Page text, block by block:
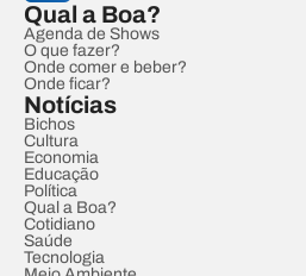
Qual a Boa?
Agenda de Shows
O que fazer?
Onde comer e beber?
Onde ficar?
Notícias
Bichos
Cultura
Economia
Educação
Política
Qual a Boa?
Cotidiano
Saúde
Tecnologia